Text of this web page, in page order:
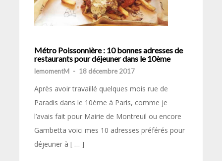
Métro Poissonnière : 10 bonnes adresses de
restaurants pour déjeuner dans le 10ème
lemomentM - 18 décembre 2017
Après avoir travaillé quelques mois rue de
Paradis dans le 10ème à Paris, comme je
l’avais fait pour Mairie de Montreuil ou encore
Gambetta voici mes 10 adresses préférés pour
déjeuner à [ … ]